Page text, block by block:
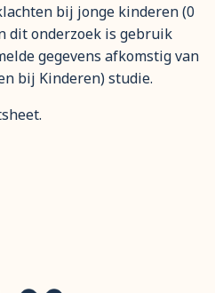
bij jonge kinderen (0
dit onderzoek is gebruik
gegevens afkomstig van
bij Kinderen) studie.